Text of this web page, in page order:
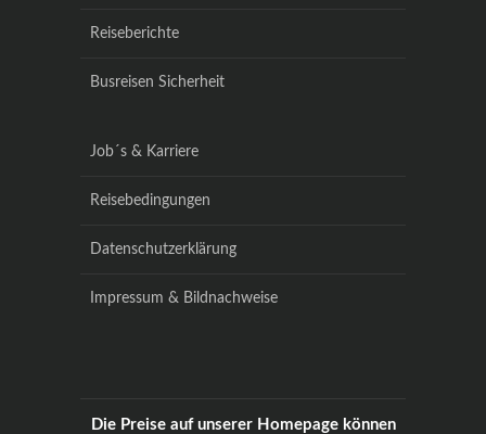
Reiseberichte
Busreisen Sicherheit
Job´s & Karriere
Reisebedingungen
Datenschutzerklärung
Impressum & Bildnachweise
Die Preise auf unserer Homepage können